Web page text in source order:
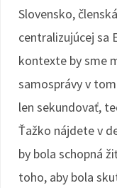
Slovensko,
centralizujúcej sa
kontexte by sme
samosprávy v
len sekundovať,
Ťažko nájdete v
by bola schopná
toho, aby bola